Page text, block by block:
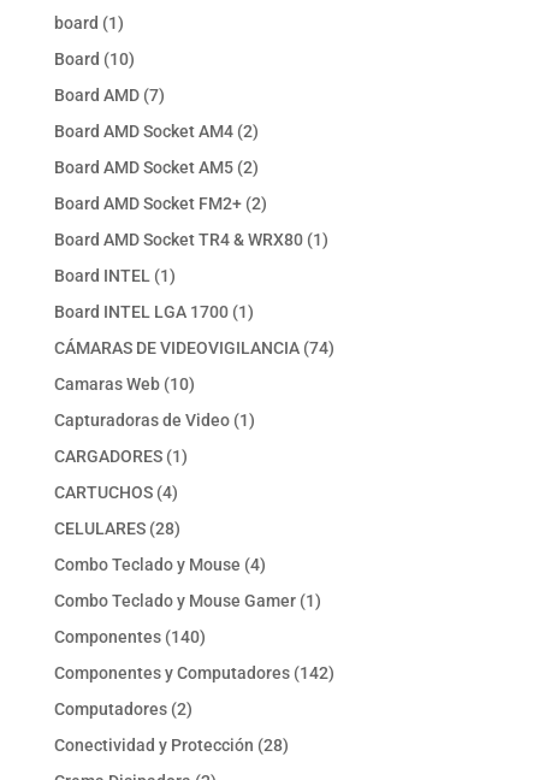
board 11
producto
Board 1010
productos
Board AMD 77
productos
Board AMD Socket AM4 22
productos
Board AMD Socket AM5 22
productos
Board AMD Socket FM2+ 22
productos
Board AMD Socket TR4 & WRX80 11
Board INTEL 11
producto
Board INTEL LGA 1700 11
producto
CÁMARAS DE VIDEOVIGILANCIA 7474
Camaras Web 1010
productos
Capturadoras de Video 11
CARGADORES 11
CARTUCHOS 44
productos
CELULARES 2828
productos
Combo Teclado y Mouse 44
productos
Combo Teclado y Mouse Gamer 11
Componentes 140140
productos
Componentes y Computadores 142142
Computadores 22
productos
Conectividad y Protección 2828